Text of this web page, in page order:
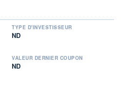
TYPE D'INVESTISSEUR
ND
VALEUR DERNIER COUPON
ND